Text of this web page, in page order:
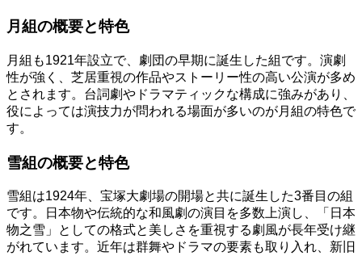
月組の概要と特色
月組も1921年設立で、劇団の早期に誕生した組です。演劇
性が強く、芝居重視の作品やストーリー性の高い公演が多め
とされます。台詞劇やドラマティックな構成に強みがあり、
役によっては演技力が問われる場面が多いのが月組の特色で
す。
雪組の概要と特色
雪組は1924年、宝塚大劇場の開場と共に誕生した3番目の組
です。日本物や伝統的な和風劇の演目を多数上演し、「日本
物之雪」としての格式と美しさを重視する劇風が長年受け継
がれています。近年は群舞やドラマの要素も取り入れ、新旧